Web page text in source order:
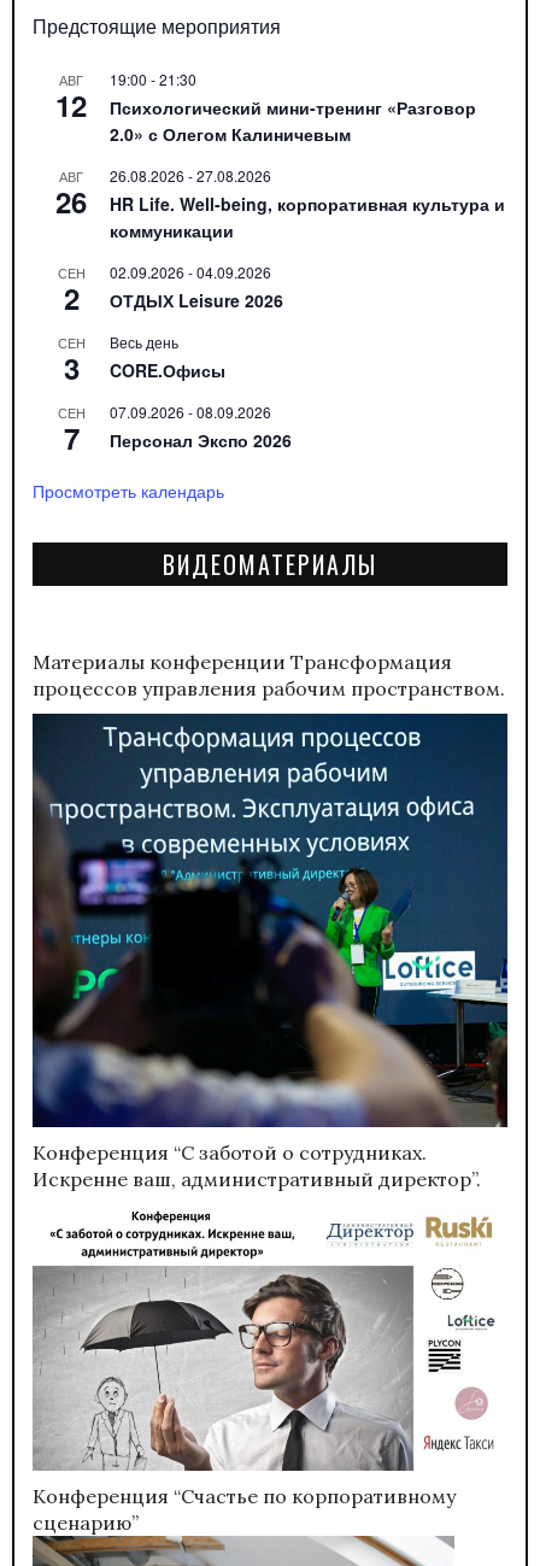
Предстоящие мероприятия
АВГ
12
19:00 -21:30
Психологический мини-тренинг «Разговор
2.0» с Олегом Калиничевым
АВГ
26
26.08.2026 -27.08.2026
HR Life. Well-being, корпоративная культура и
коммуникации
СЕН
2
02.09.2026 -04.09.2026
ОТДЫХ Leisure 2026
СЕН
3
Весь день
CORE.Офисы
СЕН
7
07.09.2026 -08.09.2026
Персонал Экспо 2026
Просмотреть календарь
ВИДЕОМАТЕРИАЛЫ
Материалы конференции Трансформация
процессов управления рабочим пространством.
Конференция “С заботой о сотрудниках.
Искренне ваш, административный директор”.
Конференция “Счастье по корпоративному
сценарию”